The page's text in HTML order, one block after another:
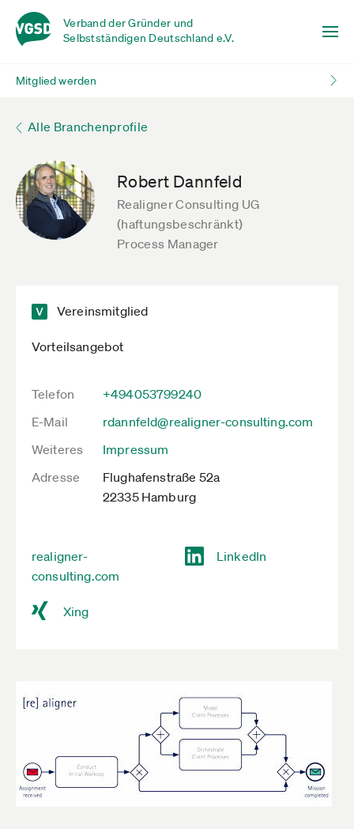
Verband der Gründer und
Selbstständigen Deutschland e.V.
Mitglied werden
Alle Branchenprofile
Robert Dannfeld
Realigner Consulting UG
(haftungsbeschränkt)
Process Manager
Vereinsmitglied
Vorteilsangebot
Telefon
+494053799240
E-Mail
rdannfeld@realigner-consulting.com
Weiteres
Impressum
Adresse
Flughafenstraße 52a
22335 Hamburg
realigner-
consulting.com
LinkedIn
Xing